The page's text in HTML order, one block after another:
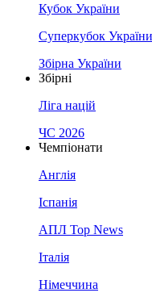
Кубок України
Суперкубок України
Збірна України
Збірні
Ліга націй
ЧС 2026
Чемпіонати
Англія
Іспанія
АПЛ Top News
Італія
Німеччина